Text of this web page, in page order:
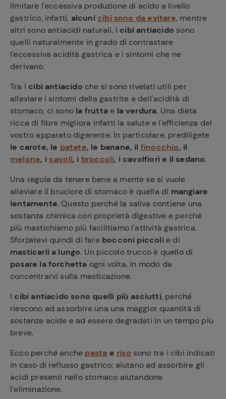
limitare l'eccessiva produzione di acido a livello
gastrico, infatti, alcuni cibi sono da evitare, mentre
altri sono antiacidi naturali. I cibi antiacido sono
quelli naturalmente in grado di contrastare
l'eccessiva acidità gastrica e i sintomi che ne
derivano.
Tra i cibi antiacido che si sono rivelati utili per
alleviare i sintomi della gastrite e dell'acidità di
stomaco, ci sono la fruttae la verdura. Una dieta
ricca di fibre migliora infatti la salute e l'efficienza del
vostro apparato digerente. In particolare, prediligete
le carote, le patate, le banane, il finocchio, il
melone, i cavoli, i broccoli, i cavolfiori e il sedano.
Una regola da tenere bene a mente se si vuole
alleviare il bruciore di stomaco è quella di mangiare
lentamente. Questo perché la saliva contiene una
sostanza chimica con proprietà digestive e perché
più mastichiamo più facilitiamo l'attività gastrica.
Sforzatevi quindi di fare bocconi piccolie di
masticarli a lungo. Un piccolo trucco è quello di
posare la forchetta ogni volta, in modo da
concentrarvi sulla masticazione.
I cibi antiacido sono quelli più asciutti, perché
riescono ad assorbire una una maggior quantità di
sostanze acide e ad essere degradati in un tempo più
breve.
Ecco perché anche pasta e riso sono tra i cibi indicati
in caso di reflusso gastrico: aiutano ad assorbire gli
acidi presenti nello stomaco aiutandone
l’eliminazione.